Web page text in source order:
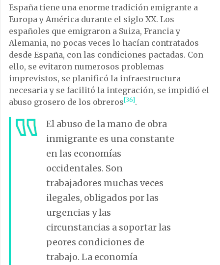
España tiene una enorme tradición emigrante a
Europa y América durante el siglo XX. Los
españoles que emigraron a Suiza, Francia y
Alemania, no pocas veces lo hacían contratados
desde España, con las condiciones pactadas. Con
ello, se evitaron numerosos problemas
imprevistos, se planificó la infraestructura
necesaria y se facilitó la integración, se impidió el
abuso grosero de los obreros[36].
El abuso de la mano de obra
inmigrante es una constante
en las economías
occidentales. Son
trabajadores muchas veces
ilegales, obligados por las
urgencias y las
circunstancias a soportar las
peores condiciones de
trabajo. La economía